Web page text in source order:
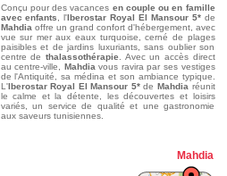
Conçu pour des vacances en couple ou en famille
avec enfants
, l'Iberostar Royal El Mansour 5*de
Mahdia offre un grand confort d'hébergement, avec
vue sur mer aux eaux turquoise, cerné de plages
paisibles et de jardins luxuriants, sans oublier son
centre de thalassothérapie . Avec un accès direct
au centre-ville, Mahdia vous ravira par ses vestiges
de l'Antiquité, sa médina et son ambiance typique.
L'Iberostar Royal El Mansour 5*de Mahdia réunit
le calme et la détente, les découvertes et loisirs
variés, un service de qualité et une gastronomie
aux saveurs tunisiennes.
Mahdia